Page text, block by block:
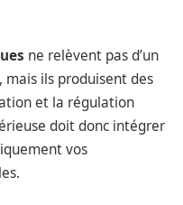
ne relèvent pas d’un
ils produisent des
et la régulation
doit donc intégrer
vos